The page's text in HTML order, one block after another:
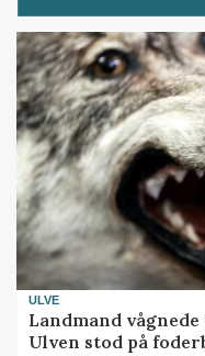
ULVE
Landmand
Ulven stod på